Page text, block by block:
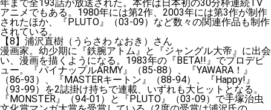
年まで全193話が放送された。本作は日本初の30分枠連続TV
アニメでもある。1980年には第2作、2003年には第3作が制作
されたほか、『PLUTO』（03-09）など数々の関連作品も制作
されている。
【8】浦沢直樹（うらさわ なおき）さん
漫画家。幼少期に『鉄腕アトム』と『ジャングル大帝』に出会
い、漫画を描くようになる。1983年の『BETA!!』でプロデビ
ュー。『パイナップルARMY』（85-88）、『YAWARA！』
（86-93）、『MASTERキートン』（88-94）、『Happy!』
（93-99）を2誌掛け持ちで連載、いずれも大ヒットとなる。
『MONSTER』（94-01）と『PLUTO』（03-09）で手塚治虫